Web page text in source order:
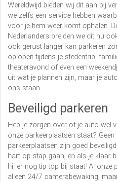
Wereldwijd bieden wij dit aan bij
we zelfs een service hebben
voor je hem weer komt ophalen.
Nederlanders breiden we dit nu
ook gerust langer kan parkeren
oplopen tijdens je stedentrip,
theateravond of even een
uit wat je plannen zijn, maar je
ons staan.
Beveiligd parkeren
Heb je zorgen over of je auto wel
onze parkeerplaatsen staat?
parkeerplaatsen zijn goed
hart op stap gaan, en als je klaar
hij er nog tip top bij staat! Al onze
alleen 24/7 camerabewaking,